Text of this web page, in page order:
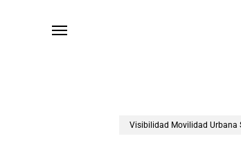
Menú
Visibilidad Movilidad Urbana